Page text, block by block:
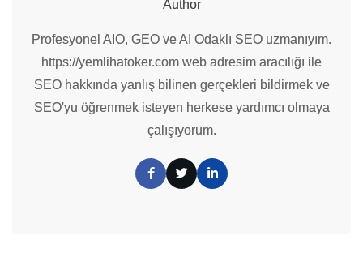
Author
Profesyonel AIO, GEO ve AI Odaklı SEO uzmanıyım.
https://yemlihatoker.com web adresim aracılığı ile
SEO hakkında yanlış bilinen gerçekleri bildirmek ve
SEO'yu öğrenmek isteyen herkese yardımcı olmaya
çalışıyorum.